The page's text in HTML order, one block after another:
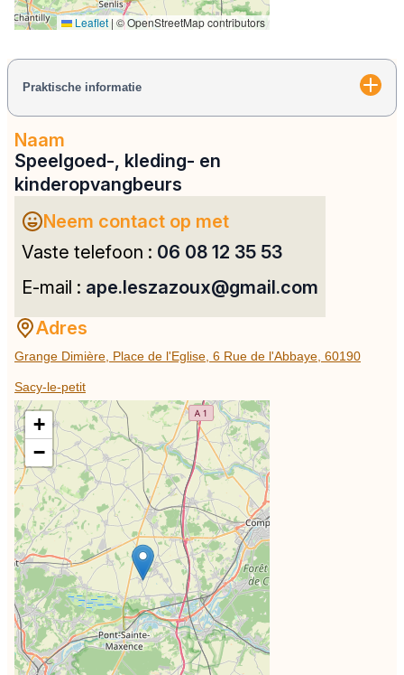
Leaflet | © OpenStreetMap contributors
Praktische informatie
Naam
Speelgoed-, kleding- en
kinderopvangbeurs
Neem contact op met
Vaste telefoon : 06 08 12 35 53
E-mail : ape.leszazoux@gmail.com
Adres
Grange Dimière, Place de l'Eglise, 6 Rue de l'Abbaye, 60190
Sacy-le-petit
+
−